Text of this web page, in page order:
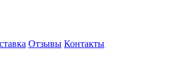
Отзывы Контакты